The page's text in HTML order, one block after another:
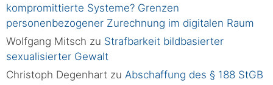
kompromittierte Systeme? Grenzen
personenbezogener Zurechnung im digitalen Raum
Wolfgang Mitsch zu Strafbarkeit bildbasierter
sexualisierter Gewalt
Christoph Degenhart zu Abschaffung des § 188 StGB